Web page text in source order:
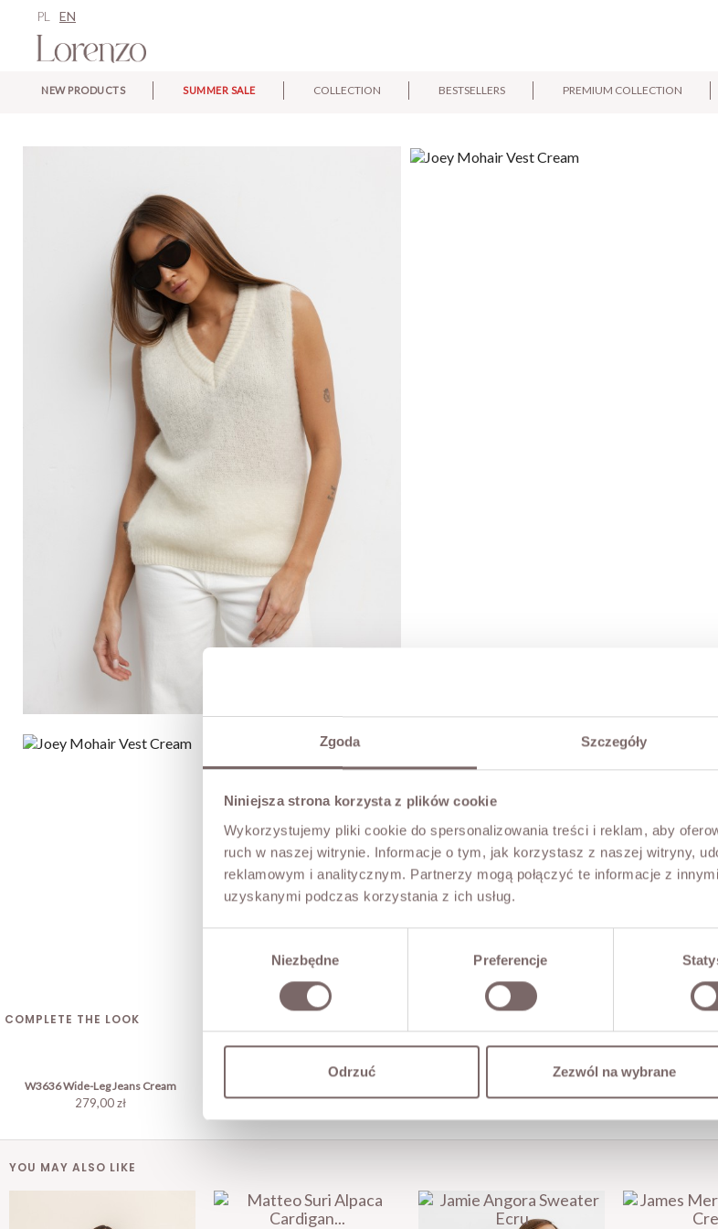
Zgoda Szczegóły
Niniejsza strona korzysta z plików cookie
Wykorzystujemy pliki cookie do spersonalizowania treści i reklam, aby
ruch w naszej witrynie. Informacje o tym, jak korzystasz z naszej witryny,
reklamowym i analitycznym. Partnerzy mogą połączyć te informacje z
uzyskanymi podczas korzystania z ich usług.
Niezbędne Preferencje
Odrzuć Zezwól na wybrane
PL EN
NEW PRODUCTS SUMMER SALE COLLECTION BESTSELLERS PREMIUM COLLECTION
COMPLETE THE LOOK
W3636 Wide-Leg Jeans Cream
279,00 zł
YOU MAY ALSO LIKE